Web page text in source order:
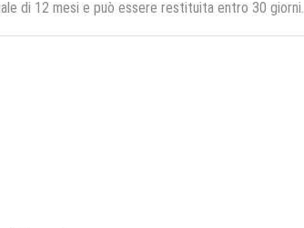
di 12 mesi e può essere restituita entro 30 giorni.